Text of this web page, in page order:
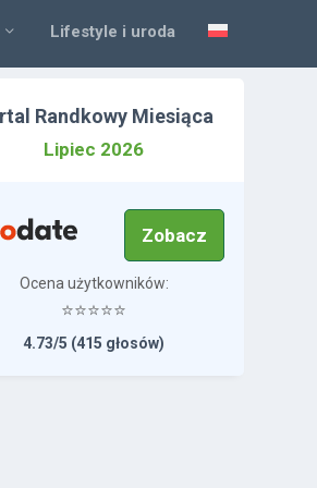
Lifestyle i uroda
Randkowy Miesiąca
Lipiec 2026
Zobacz
Ocena użytkowników:
⭐⭐⭐⭐⭐
4.73/5 (415 głosów)